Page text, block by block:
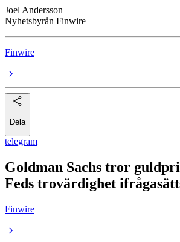
Joel Andersson
Nyhetsbyrån Finwire
Finwire
Dela
telegram
Goldman Sachs tror
Feds trovärdighet
Finwire